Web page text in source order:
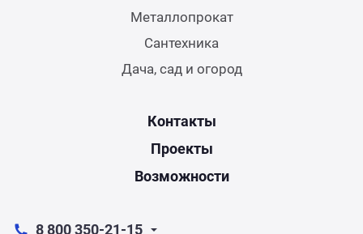
Металлопрокат
Сантехника
Дача, сад и огород
Контакты
Проекты
Возможности
8 800 350-21-15